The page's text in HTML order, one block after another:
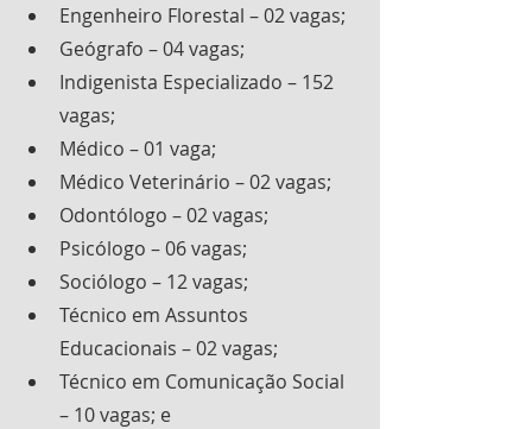
Engenheiro Florestal – 02 vagas;
Geógrafo – 04 vagas;
Indigenista Especializado – 152
vagas;
Médico – 01 vaga;
Médico Veterinário – 02 vagas;
Odontólogo – 02 vagas;
Psicólogo – 06 vagas;
Sociólogo – 12 vagas;
Técnico em Assuntos
Educacionais – 02 vagas;
Técnico em Comunicação Social
– 10 vagas; e